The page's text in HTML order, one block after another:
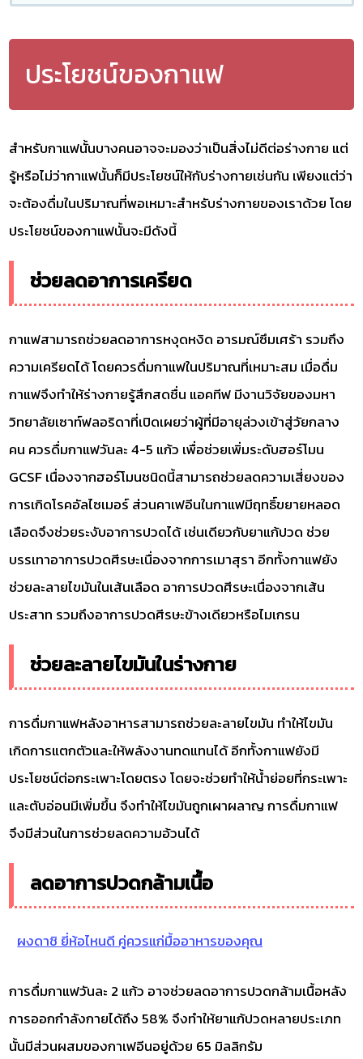
ประโยชน์ของกาแฟ
สำหรับกาแฟนั้นบางคนอาจจะมองว่าเป็นสิ่งไม่ดีต่อร่างกาย แต่
รู้หรือไม่ว่ากาแฟนั้นก็มีประโยชน์ให้กับร่างกายเช่นกัน เพียงแต่ว่า
จะต้องดื่มในปริมาณที่พอเหมาะสำหรับร่างกายของเราด้วย โดย
ประโยชน์ของกาแฟนั้นจะมีดังนี้
ช่วยลดอาการเครียด
กาแฟสามารถช่วยลดอาการหงุดหงิด อารมณ์ซึมเศร้า รวมถึง
ความเครียดได้ โดยควรดื่มกาแฟในปริมาณที่เหมาะสม เมื่อดื่ม
กาแฟจึงทำให้ร่างกายรู้สึกสดชื่น แอคทีฟ มีงานวิจัยของมหา
วิทยาลัยเซาท์ฟลอริดาที่เปิดเผยว่าผู้ที่มีอายุล่วงเข้าสู่วัยกลาง
คน ควรดื่มกาแฟวันละ 4-5 แก้ว เพื่อช่วยเพิ่มระดับฮอร์โมน
GCSF เนื่องจากฮอร์โมนชนิดนี้สามารถช่วยลดความเสี่ยงของ
การเกิดโรคอัลไซเมอร์ ส่วนคาเฟอีนในกาแฟมีฤทธิ์ขยายหลอด
เลือดจึงช่วยระงับอาการปวดได้ เช่นเดียวกับยาแก้ปวด ช่วย
บรรเทาอาการปวดศีรษะเนื่องจากการเมาสุรา อีกทั้งกาแฟยัง
ช่วยละลายไขมันในเส้นเลือด อาการปวดศีรษะเนื่องจากเส้น
ประสาท รวมถึงอาการปวดศีรษะข้างเดียวหรือไมเกรน
ช่วยละลายไขมันในร่างกาย
การดื่มกาแฟหลังอาหารสามารถช่วยละลายไขมัน ทำให้ไขมัน
เกิดการแตกตัวและให้พลังงานทดแทนได้ อีกทั้งกาแฟยังมี
ประโยชน์ต่อกระเพาะโดยตรง โดยจะช่วยทำให้น้ำย่อยที่กระเพาะ
และตับอ่อนมีเพิ่มขึ้น จึงทำให้ไขมันถูกเผาผลาญ การดื่มกาแฟ
จึงมีส่วนในการช่วยลดความอ้วนได้
ลดอาการปวดกล้ามเนื้อ
ผงดาชิ ยี่ห้อไหนดี คู่ควรแก่มื้ออาหารของคุณ
การดื่มกาแฟวันละ 2 แก้ว อาจช่วยลดอาการปวดกล้ามเนื้อหลัง
การออกกำลังกายได้ถึง 58% จึงทำให้ยาแก้ปวดหลายประเภท
นั้นมีส่วนผสมของกาเฟอีนอยู่ด้วย 65 มิลลิกรัม